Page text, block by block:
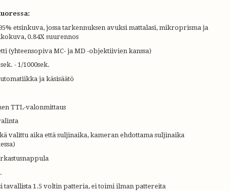
etsinkuva, jossa tarkennuksen avuksi mattalasi, mikroprisma ja
0.84X suurennos
(yhteensopiva MC- ja MD -objektiivien kanssa)
- 1/1000sek.
ja käsisäätö
TTL-valonmittaus
valittu aika että suljinaika, kameran ehdottama suljinaika
tavallista 1.5 voltin patteria, ei toimi ilman pattereita